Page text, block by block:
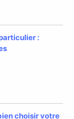
:
choisir votre